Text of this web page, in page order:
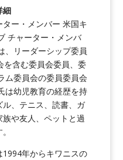
細
ー・メンバー 米国キ
チャーター・メンバ
、リーダーシップ委員
を含む委員会委員、委
ム委員会の委員委員会
は幼児教育の経歴を持
、テニス、読書、ガ
や友人、ペットと過
年からキワニスの